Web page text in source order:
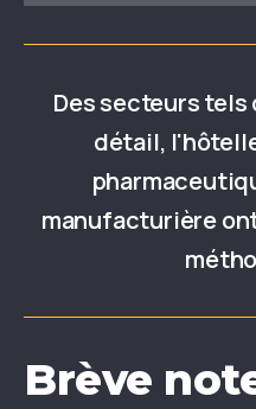
Des secteurs tels
détail,
manufacturière
Brève